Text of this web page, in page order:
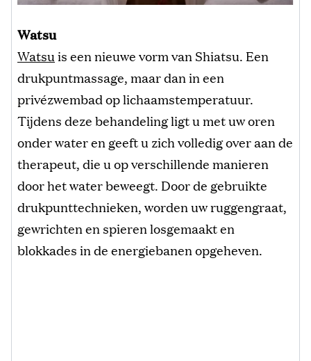
Watsu
Watsuis een nieuwe vorm van Shiatsu. Een
drukpuntmassage, maar dan in een
privézwembad op lichaamstemperatuur.
Tijdens deze behandeling ligt u met uw oren
onder water en geeft u zich volledig over aan de
therapeut, die u op verschillende manieren
door het water beweegt. Door de gebruikte
drukpunttechnieken, worden uw ruggengraat,
gewrichten en spieren losgemaakt en
blokkades in de energiebanen opgeheven.